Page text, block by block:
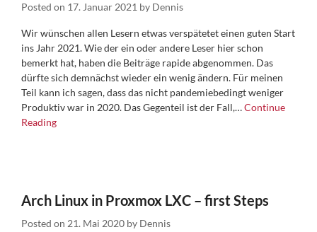
Posted on 17. Januar 2021 by Dennis
Wir wünschen allen Lesern etwas verspätetet einen guten Start
ins Jahr 2021. Wie der ein oder andere Leser hier schon
bemerkt hat, haben die Beiträge rapide abgenommen. Das
dürfte sich demnächst wieder ein wenig ändern. Für meinen
Teil kann ich sagen, dass das nicht pandemiebedingt weniger
Produktiv war in 2020. Das Gegenteil ist der Fall,…Continue
Reading
Arch Linux in Proxmox LXC – first Steps
Posted on 21. Mai 2020 by Dennis